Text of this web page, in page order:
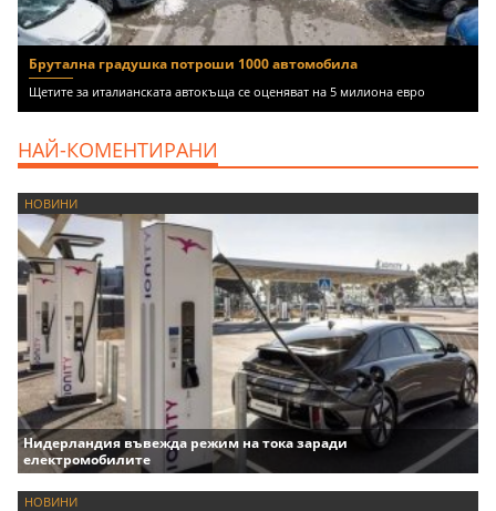
Брутална градушка потроши 1000 автомобила
Щетите за италианската автокъща се оценяват на 5 милиона евро
НАЙ-КОМЕНТИРАНИ
НОВИНИ
Нидерландия въвежда режим на тока заради
електромобилите
НОВИНИ